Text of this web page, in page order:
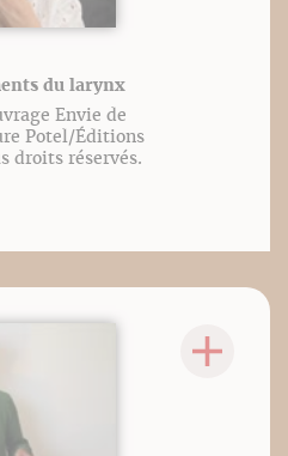
du larynx
Envie de
Potel/Éditions
droits réservés.